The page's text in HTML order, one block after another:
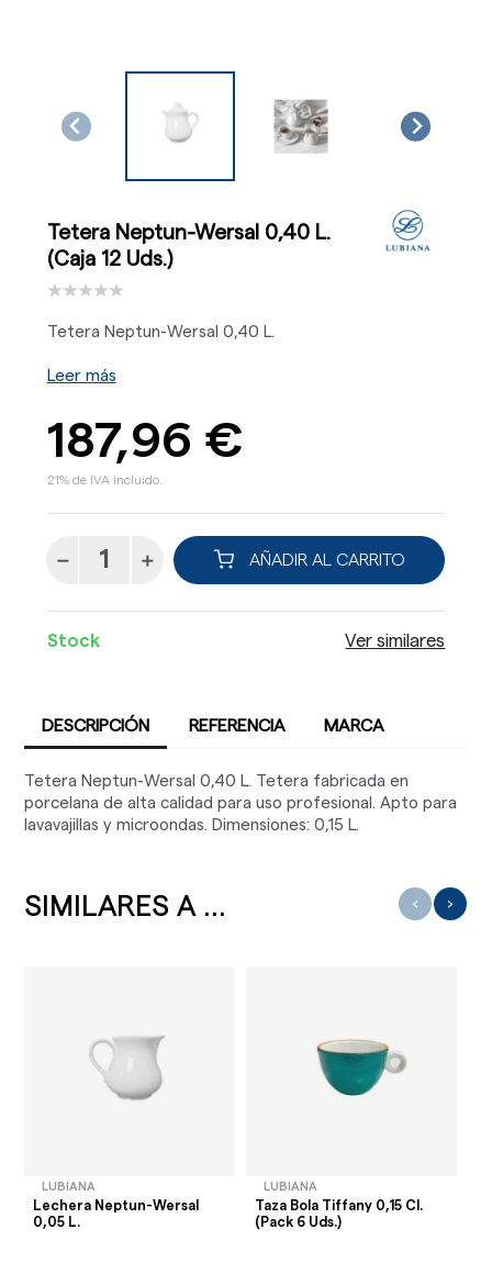
Tetera Neptun-Wersal 0,40 L.
(Caja 12 Uds.)
Tetera Neptun-Wersal 0,40 L.
Leer más
187,96 €
21% de IVA incluido.
AÑADIR AL CARRITO
Stock Ver similares
DESCRIPCIÓN REFERENCIA MARCA
Tetera Neptun-Wersal 0,40 L. Tetera fabricada en
porcelana de alta calidad para uso profesional. Apto para
lavavajillas y microondas. Dimensiones: 0,15 L.
SIMILARES A ...
LUBIANA
Lechera Neptun-Wersal
0,05 L.
LUBIANA
Taza Bola Tiffany 0,15 Cl.
(Pack 6 Uds.)
‹ ›